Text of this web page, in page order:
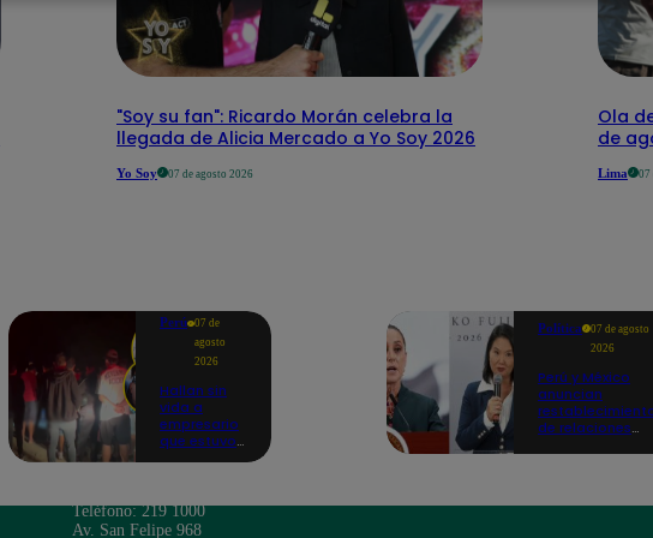
"Soy su fan": Ricardo Morán celebra la
llegada de Alicia Mercado a Yo Soy 2026
Yo Soy 07 de agosto 2026
Ola
de
Lima 07
Perú 07 de
agosto
2026
Hallan sin
vida a
empresario
que estuvo
Política
07 de agosto
2026
Perú y México
anuncian
de relaciones
Teléfono: 219 1000
Av. San Felipe 968